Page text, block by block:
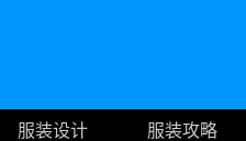
服装设计 服装攻略